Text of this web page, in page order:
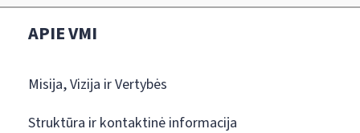
APIE VMI
Misija, Vizija ir Vertybės
Struktūra ir kontaktinė informacija